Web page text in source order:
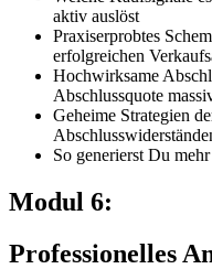
aktiv auslöst
Praxiserprobtes
erfolgreichen
Hochwirksame
Abschlussquote
Geheime Strategien
So generierst Du
Modul 6:
Professionelles